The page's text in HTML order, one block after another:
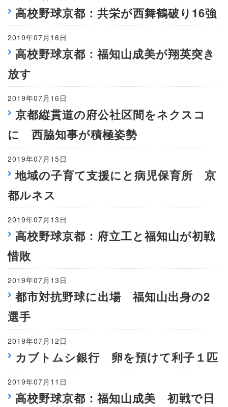
高校野球京都：共栄が西舞鶴破り16強
2019年07月16日
高校野球京都：福知山成美が翔英突き
放す
2019年07月16日
京都縦貫道の府公社区間をネクスコ
に 西脇知事が積極姿勢
2019年07月15日
地域の子育て支援にと病児保育所 京
都ルネス
2019年07月13日
高校野球京都：府立工と福知山が初戦
惜敗
2019年07月13日
都市対抗野球に出場 福知山出身の2
選手
2019年07月12日
カブトムシ銀行 卵を預けて利子１匹
2019年07月11日
高校野球京都：福知山成美 初戦で日